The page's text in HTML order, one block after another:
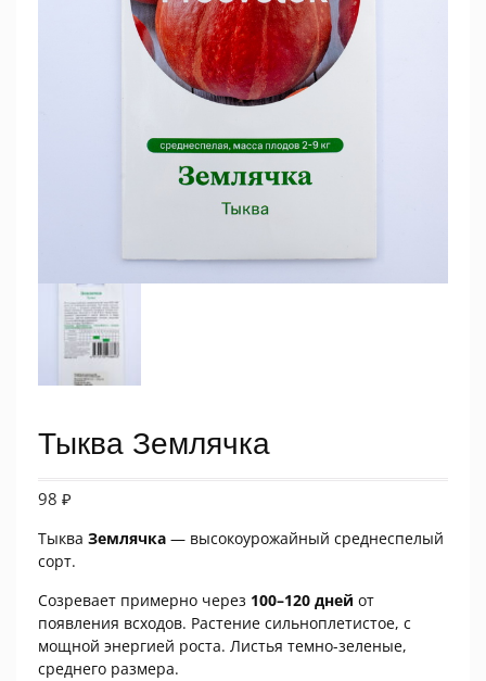
Тыква Землячка
98 ₽
Тыква Землячка — высокоурожайный среднеспелый
сорт.
Созревает примерно через 100–120 дней от
появления всходов. Растение сильноплетистое, с
мощной энергией роста. Листья темно-зеленые,
среднего размера.